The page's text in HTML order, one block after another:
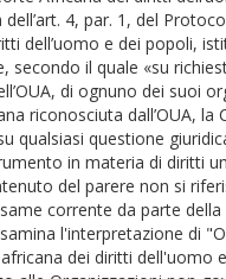
4, par. 1, del
dell’uomo e dei popoli,
secondo il quale «su
di ognuno dei suoi
riconosciuta dall’OUA, la
qualsiasi questione
in materia di diritti
del parere non si
corrente da parte della
l'interpretazione di
dei diritti dell'uomo